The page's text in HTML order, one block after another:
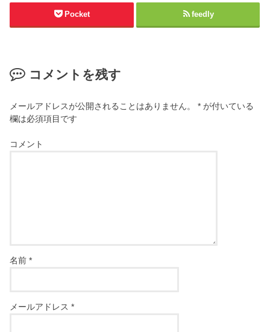
Pocket feedly
コメントを残す
メールアドレスが公開されることはありません。 * が付いている
欄は必須項目です
コメント
名前*
メールアドレス*